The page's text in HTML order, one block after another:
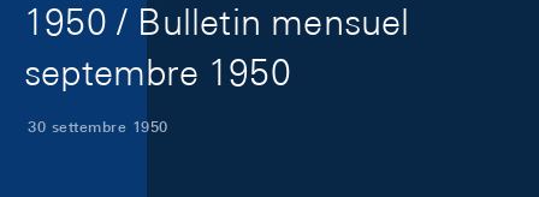
1950 / Bulletin mensuel
septembre 1950
30 settembre 1950